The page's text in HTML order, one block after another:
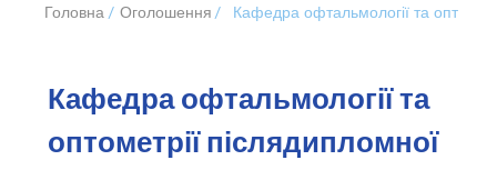
Головна / Оголошення / Кафедра офтальмології та
Кафедра офтальмології та
оптометрії післядипломної